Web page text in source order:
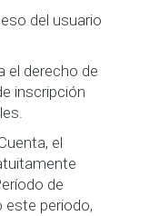
del usuario
el derecho de
inscripción
el
de
este periodo,